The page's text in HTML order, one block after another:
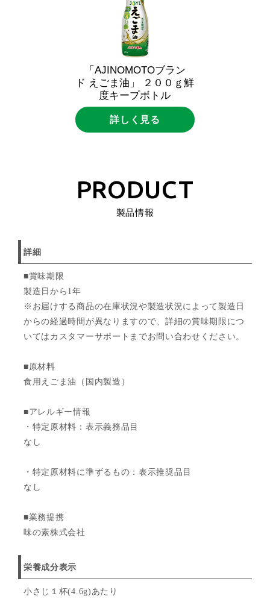
「AJINOMOTOブラン
ド えごま油」 ２００ｇ鮮
度キープボトル
詳しく見る
PRODUCT
製品情報
詳細
■賞味期限
製造日から1年
※お届けする商品の在庫状況や製造状況によって製造日
からの経過時間が異なりますので、詳細の賞味期限につ
いてはカスタマーサポートまでお問い合わせください。
■原材料
食用えごま油（国内製造）
■アレルギー情報
・特定原材料：表示義務品目
なし
・特定原材料に準ずるもの：表示推奨品目
なし
■業務提携
味の素株式会社
栄養成分表示
小さじ１杯(4.6g)あたり